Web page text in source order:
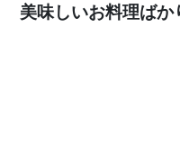
美味しいお料理ば